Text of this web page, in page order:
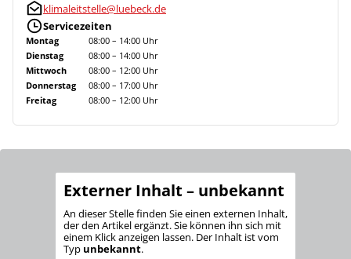
klimaleitstelle@luebeck.de
Servicezeiten
Montag
08:00 – 14:00 Uhr
Dienstag
08:00 – 14:00 Uhr
Mittwoch
08:00 – 12:00 Uhr
Donnerstag
08:00 – 17:00 Uhr
Freitag
08:00 – 12:00 Uhr
Externer Inhalt – unbekannt
An dieser Stelle finden Sie einen externen Inhalt,
der den Artikel ergänzt. Sie können ihn sich mit
einem Klick anzeigen lassen. Der Inhalt ist vom
Typ unbekannt.